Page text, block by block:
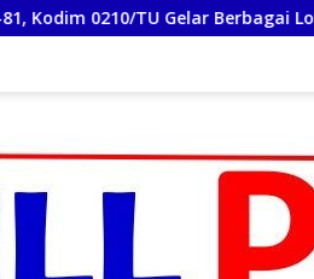
TU Gelar Berbagai Lomba